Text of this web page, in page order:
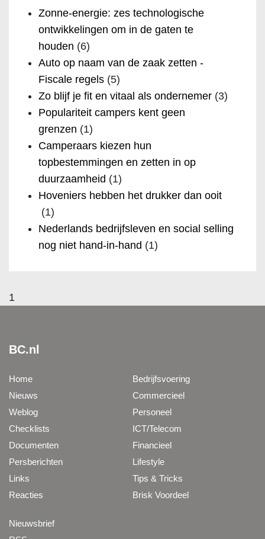
Zonne-energie: zes technologische
ontwikkelingen om in de gaten te
houden (6)
Auto op naam van de zaak zetten -
Fiscale regels (5)
Zo blijf je fit en vitaal als ondernemer (3)
Populariteit campers kent geen
grenzen (1)
Camperaars kiezen hun
topbestemmingen en zetten in op
duurzaamheid (1)
Hoveniers hebben het drukker dan ooit
(1)
Nederlands bedrijfsleven en social selling
nog niet hand-in-hand (1)
1
BC.nl
Home
Nieuws
Weblog
Checklists
Documenten
Persberichten
Links
Reacties
Bedrijfsvoering
Commercieel
Personeel
ICT/Telecom
Financieel
Lifestyle
Tips & Tricks
Brisk Voordeel
Nieuwsbrief